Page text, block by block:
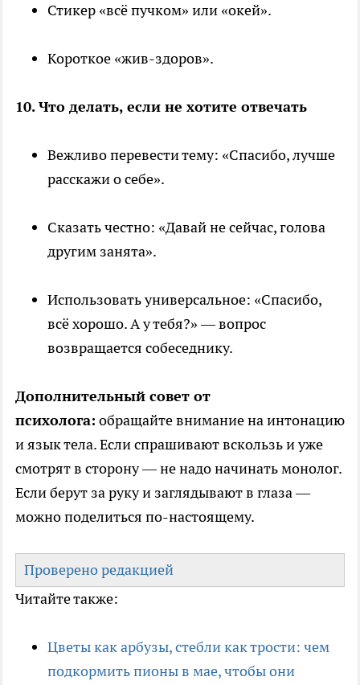
Стикер «всё пучком» или «окей».
Короткое «жив-здоров».
10. Что делать, если не хотите отвечать
Вежливо перевести тему: «Спасибо, лучше
расскажи о себе».
Сказать честно: «Давай не сейчас, голова
другим занята».
Использовать универсальное: «Спасибо,
всё хорошо. А у тебя?» — вопрос
возвращается собеседнику.
Дополнительный совет от
психолога: обращайте внимание на интонацию
и язык тела. Если спрашивают вскользь и уже
смотрят в сторону — не надо начинать монолог.
Если берут за руку и заглядывают в глаза —
можно поделиться по-настоящему.
Проверено редакцией
Читайте также:
Цветы как арбузы, стебли как трости: чем
подкормить пионы в мае, чтобы они